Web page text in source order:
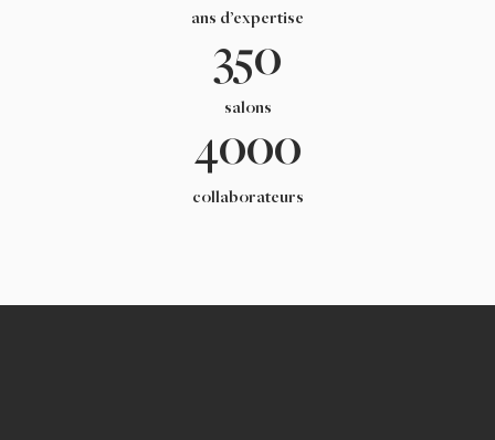
ans d’expertise
350
salons
4000
collaborateurs